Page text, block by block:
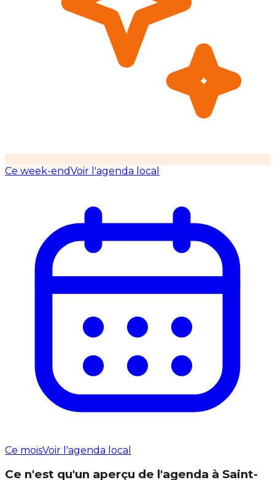
Ce week-endVoir l'agenda local
Ce moisVoir l'agenda local
Ce n'est qu'un aperçu de l'agenda à Saint-